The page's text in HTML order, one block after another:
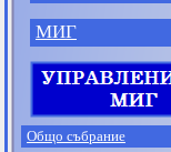
МИГ
Общо събрание